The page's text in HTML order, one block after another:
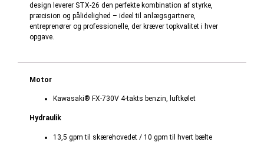
design leverer STX-26 den perfekte kombination af styrke,
præcision og pålidelighed – ideel til anlægsgartnere,
entreprenører og professionelle, der kræver topkvalitet i hver
opgave.
Motor
Kawasaki® FX-730V 4-takts benzin, luftkølet
Hydraulik
13,5 gpm til skærehovedet / 10 gpm til hvert bælte